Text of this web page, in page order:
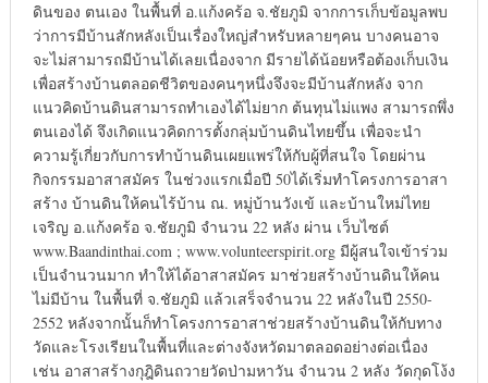
ดินของ ตนเอง ในพื้นที่ อ.แก้งคร้อ จ.ชัยภูมิ จากการเก็บข้อมูลพบ
ว่าการมีบ้านสักหลังเป็นเรื่องใหญ่สำหรับหลายๆคน บางคนอาจ
จะไม่สามารถมีบ้านได้เลยเนื่องจาก มีรายได้น้อยหรือต้องเก็บเงิน
เพื่อสร้างบ้านตลอดชีวิตของคนๆหนึ่งจึงจะมีบ้านสักหลัง จาก
แนวคิดบ้านดินสามารถทำเองได้ไม่ยาก ต้นทุนไม่แพง สามารถพึ่ง
ตนเองได้ จึงเกิดแนวคิดการตั้งกลุ่มบ้านดินไทยขึ้น เพื่อจะนำ
ความรู้เกี่ยวกับการทำบ้านดินเผยแพร่ให้กับผู้ที่สนใจ โดยผ่าน
กิจกรรมอาสาสมัคร ในช่วงแรกเมื่อปี 50ได้เริ่มทำโครงการอาสา
สร้าง บ้านดินให้คนไร้บ้าน ณ. หมู่บ้านวังเข้ และบ้านใหม่ไทย
เจริญ อ.แก้งคร้อ จ.ชัยภูมิ จำนวน 22 หลัง ผ่าน เว็บไซต์
www.Baandinthai.com ; www.volunteerspirit.org มีผู้สนใจเข้าร่วม
เป็นจำนวนมาก ทำให้ได้อาสาสมัคร มาช่วยสร้างบ้านดินให้คน
ไม่มีบ้าน ในพื้นที่ จ.ชัยภูมิ แล้วเสร็จจำนวน 22 หลังในปี 2550-
2552 หลังจากนั้นก็ทำโครงการอาสาช่วยสร้างบ้านดินให้กับทาง
วัดและโรงเรียนในพื้นที่และต่างจังหวัดมาตลอดอย่างต่อเนื่อง
เช่น อาสาสร้างกุฎิดินถวายวัดป่ามหาวัน จำนวน 2 หลัง วัดกุดโง้ง